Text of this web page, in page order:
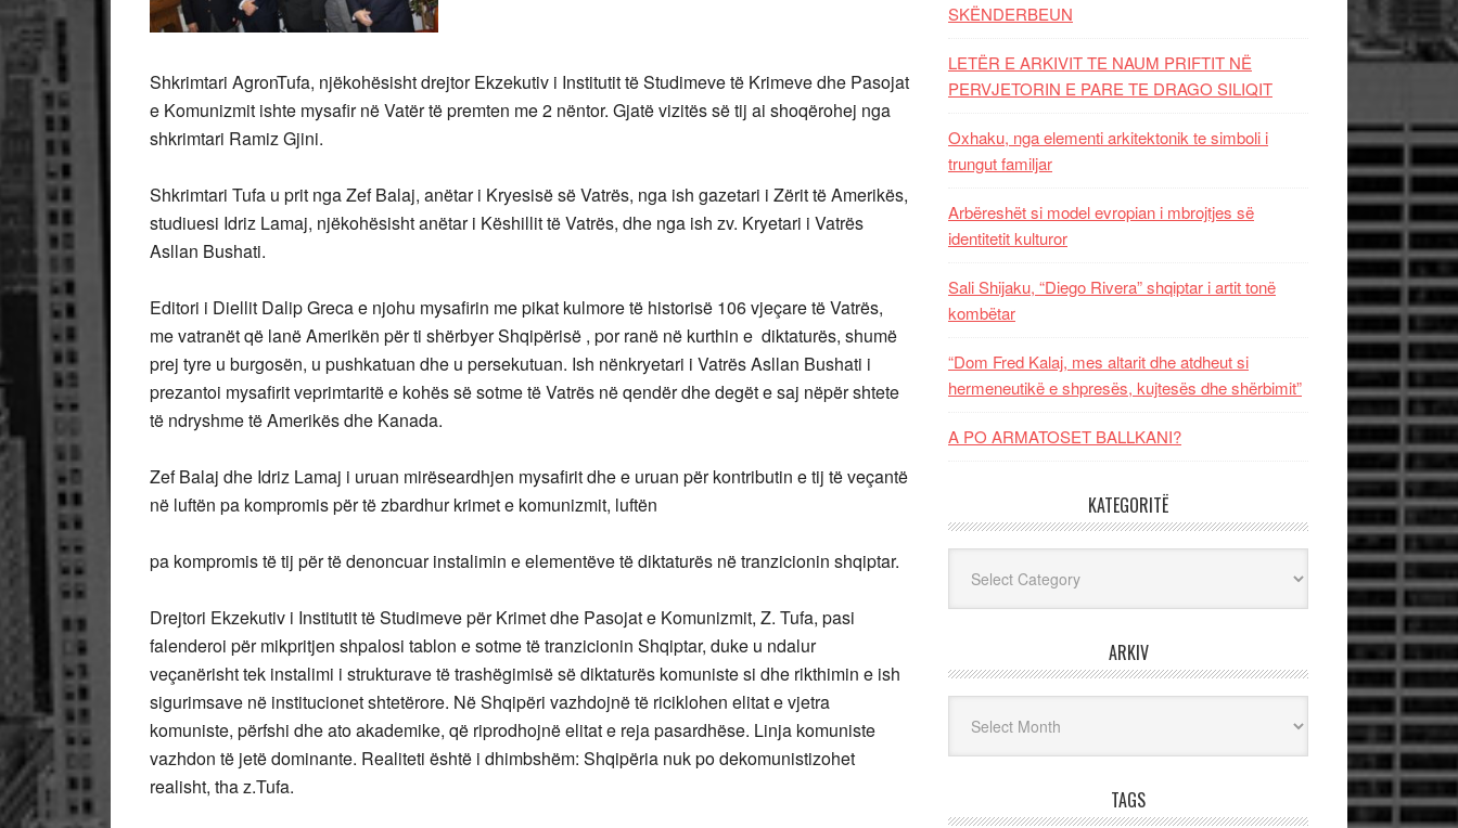
Shkrimtari AgronTufa, njëkohësisht drejtor Ekzekutiv i Institutit të Studimeve të Krimeve dhe Pasojat
e Komunizmit ishte mysafir në Vatër të premten me 2 nëntor. Gjatë vizitës së tij ai shoqërohej nga
shkrimtari Ramiz Gjini.
Shkrimtari Tufa u prit nga Zef Balaj, anëtar i Kryesisë së Vatrës, nga ish gazetari i Zërit të Amerikës,
studiuesi Idriz Lamaj, njëkohësisht anëtar i Këshillit të Vatrës, dhe nga ish zv. Kryetari i Vatrës
Asllan Bushati.
Editori i Diellit Dalip Greca e njohu mysafirin me pikat kulmore të historisë 106 vjeçare të Vatrës,
me vatranët që lanë Amerikën për ti shërbyer Shqipërisë , por ranë në kurthin e diktaturës, shumë
prej tyre u burgosën, u pushkatuan dhe u persekutuan. Ish nënkryetari i Vatrës Asllan Bushati i
prezantoi mysafirit veprimtaritë e kohës së sotme të Vatrës në qendër dhe degët e saj nëpër shtete
të ndryshme të Amerikës dhe Kanada.
Zef Balaj dhe Idriz Lamaj i uruan mirëseardhjen mysafirit dhe e uruan për kontributin e tij të veçantë
në luftën pa kompromis për të zbardhur krimet e komunizmit, luftën
pa kompromis të tij për të denoncuar instalimin e elementëve të diktaturës në tranzicionin shqiptar.
Drejtori Ekzekutiv i Institutit të Studimeve për Krimet dhe Pasojat e Komunizmit, Z. Tufa, pasi
falenderoi për mikpritjen shpalosi tablon e sotme të tranzicionin Shqiptar, duke u ndalur
veçanërisht tek instalimi i strukturave të trashëgimisë së diktaturës komuniste si dhe rikthimin e ish
sigurimsave në institucionet shtetërore. Në Shqipëri vazhdojnë të riciklohen elitat e vjetra
komuniste, përfshi dhe ato akademike, që riprodhojnë elitat e reja pasardhëse. Linja komuniste
vazhdon të jetë dominante. Realiteti është i dhimbshëm: Shqipëria nuk po dekomunistizohet
realisht, tha z.Tufa.
SKËNDERBEUN
LETËR E ARKIVIT TE NAUM PRIFTIT NË
PERVJETORIN E PARE TE DRAGO SILIQIT
Oxhaku, nga elementi arkitektonik te simboli i
trungut familjar
Arbëreshët si model evropian i mbrojtjes së
identitetit kulturor
Sali Shijaku, “Diego Rivera” shqiptar i artit tonë
kombëtar
“Dom Fred Kalaj, mes altarit dhe atdheut si
hermeneutikë e shpresës, kujtesës dhe shërbimit”
A PO ARMATOSET BALLKANI?
KATEGORITË
ARKIV
TAGS